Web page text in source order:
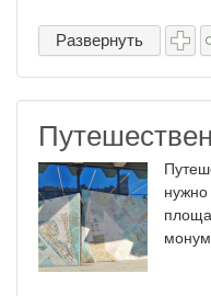
Развернуть
нужно